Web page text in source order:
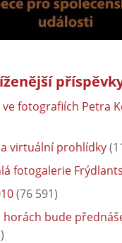
fotografiích Petra
virtuální prohlídky
fotogalerie
(76 591)
horách bude